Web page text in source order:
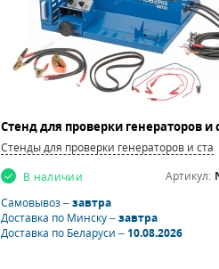
Стенды для проверки генераторов и
В наличии
Артикул:
Самовывоз –завтра
Доставка по Минску –завтра
Доставка по Беларуси –10.08.2026